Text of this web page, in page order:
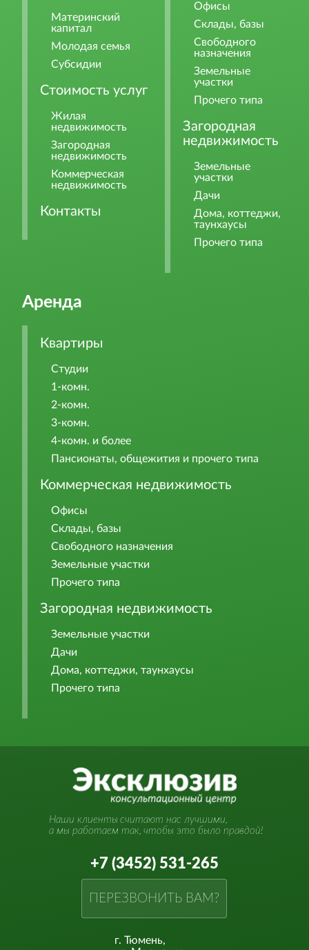
Материнский
капитал
Молодая семья
Субсидии
Стоимость услуг
Жилая
недвижимость
Загородная
недвижимость
Коммерческая
недвижимость
Контакты
Офисы
Склады, базы
Свободного
назначения
Земельные
участки
Прочего типа
Загородная
недвижимость
Земельные
участки
Дачи
Дома, коттеджи,
таунхаусы
Прочего типа
Аренда
Квартиры
Студии
1-комн.
2-комн.
3-комн.
4-комн. и более
Пансионаты, общежития и прочего типа
Коммерческая недвижимость
Офисы
Склады, базы
Свободного назначения
Земельные участки
Прочего типа
Загородная недвижимость
Земельные участки
Дачи
Дома, коттеджи, таунхаусы
Прочего типа
Наши клиенты считают нас лучшими,
а мы работаем так, чтобы это было правдой!
+7 (3452) 531-265
ПЕРЕЗВОНИТЬ ВАМ?
г. Тюмень,